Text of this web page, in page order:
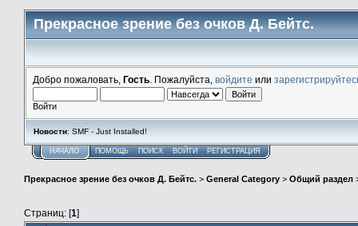
Прекрасное зрение без очков Д. Бейтс.
Добро пожаловать, Гость . Пожалуйста, войдите или
Войти
Новости: SMF - Just Installed!
НАЧАЛО ПОМОЩЬ ПОИСК ВОЙТИ РЕГИСТРАЦИЯ
Прекрасное зрение без очков Д. Бейтс. > General Category > Общий раздел
Страниц: [1]